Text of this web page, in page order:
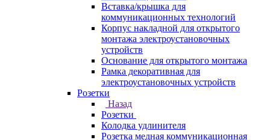
Вставка/крышка для
коммуникационных технологий
Корпус накладной для открытого
монтажа электроустановочных
устройств
Основание для открытого монтажа
Рамка декоративная для
электроустановочных устройств
Розетки
Назад
Розетки
Колодка удлинителя
Розетка медная коммуникационная